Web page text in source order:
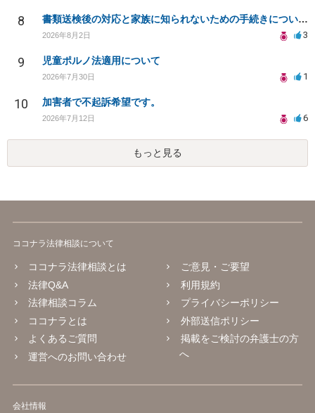
8 書類送検後の対応と家族に知られないための手続きについて相談
2026年8月2日 3
9 児童ポルノ法適用について
2026年7月30日 1
10 加害者で不起訴希望です。
2026年7月12日 6
もっと見る
ココナラ法律相談について
ココナラ法律相談とは
法律Q&A
法律相談コラム
ココナラとは
よくあるご質問
運営へのお問い合わせ
ご意見・ご要望
利用規約
プライバシーポリシー
外部送信ポリシー
掲載をご検討の弁護士の方
へ
会社情報